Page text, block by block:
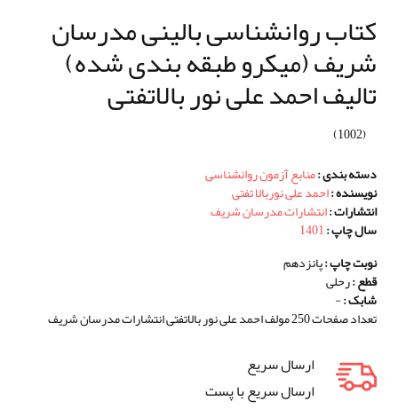
کتاب روانشناسی بالینی مدرسان
شریف (میکرو طبقه بندی شده)
تالیف احمد علی نور بالاتفتی
(1002)
دسته بندی :منابع آزمون روانشناسی
نویسنده :احمد علی نوربالا تفتی
انتشارات :انتشارات مدرسان شریف
سال چاپ :1401
نوبت چاپ :پانزدهم
قطع :رحلی
شابک :-
تعداد صفحات 250 مولف احمد علی نور بالاتفتی انتشارات مدرسان شریف
ارسال سریع
ارسال سریع با پست